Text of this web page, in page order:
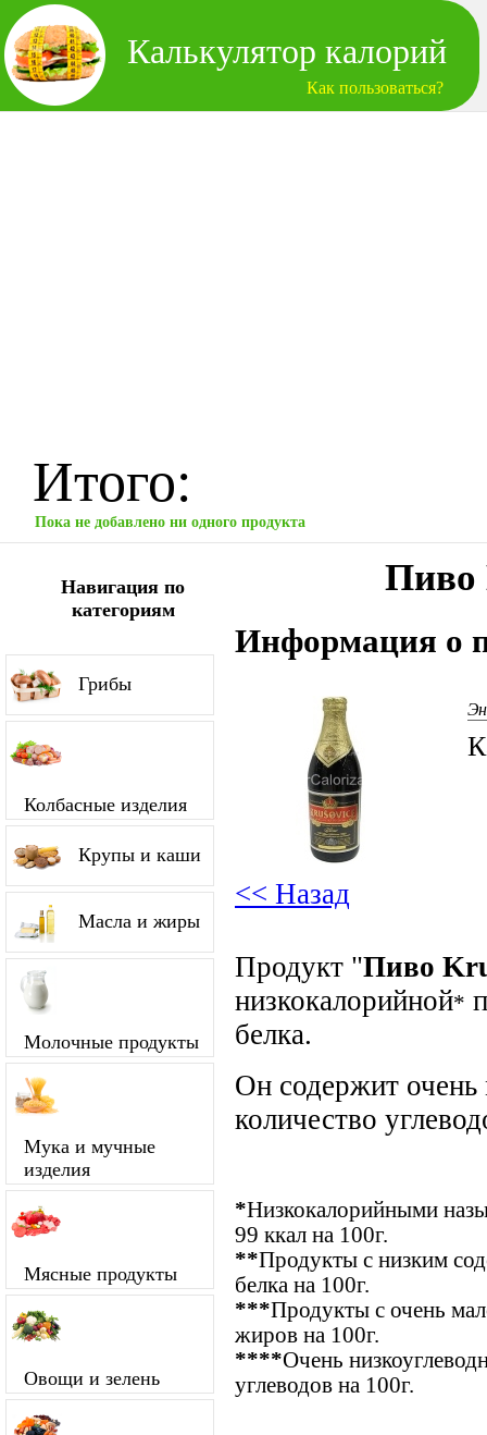
Калькулятор калорий
Как пользоваться?
Итого:
Пока не добавлено ни одного продукта
Навигация по
категориям
Грибы
Колбасные изделия
Крупы и каши
Масла и жиры
Молочные продукты
Мука и мучные
изделия
Мясные продукты
Овощи и зелень
Пиво
Информация о
<< Назад
Продукт "Пиво
низкокалорийной*
белка.
Он содержит очень
количество
*Низкокалорийными
99 ккал на 100г.
**Продукты с низким
белка на 100г.
***Продукты с очень
жиров на 100г.
****Очень
углеводов на 100г.